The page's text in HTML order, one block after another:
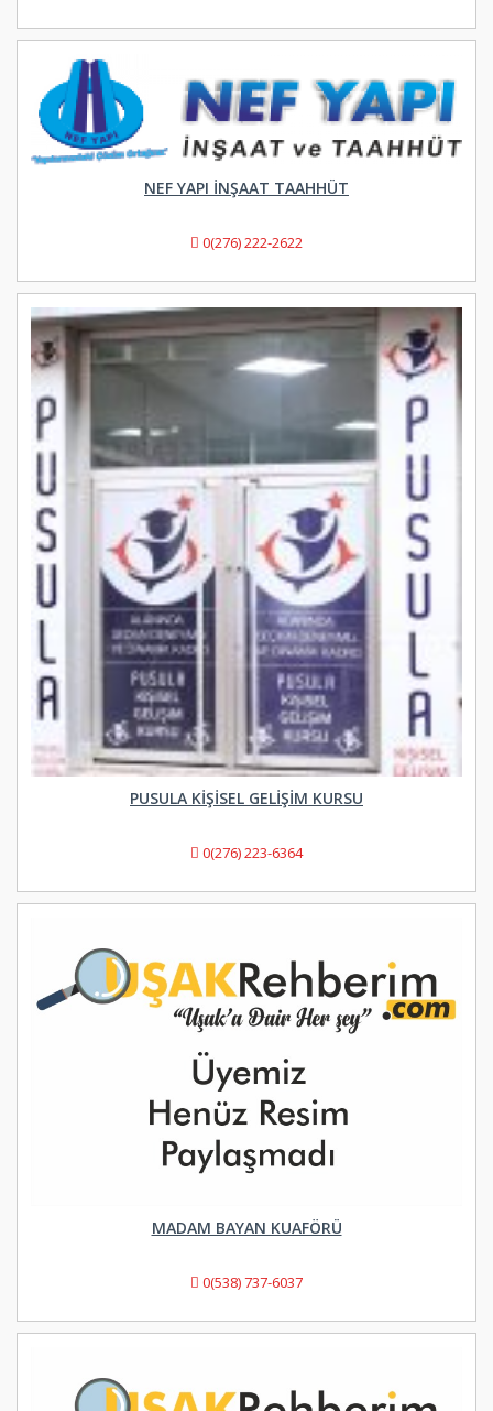
NEF YAPI İNŞAAT TAAHHÜT
0(276) 222-2622
PUSULA KIŞISEL GELIŞIM KURSU
0(276) 223-6364
MADAM BAYAN KUAFÖRÜ
0(538) 737-6037